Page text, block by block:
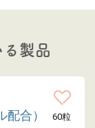
製品
合） 60粒